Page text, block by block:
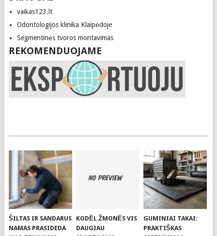
vaikas123.lt
Odontologijos klinika Klaipėdoje
Segmentinės tvoros montavimas
REKOMENDUOJAME
ŠILTAS IR SANDARUS
NAMAS PRASIDEDA
KODĖL ŽMONĖS VIS
DAUGIAU
GUMINIAI TAKAI:
PRAKTIŠKAS